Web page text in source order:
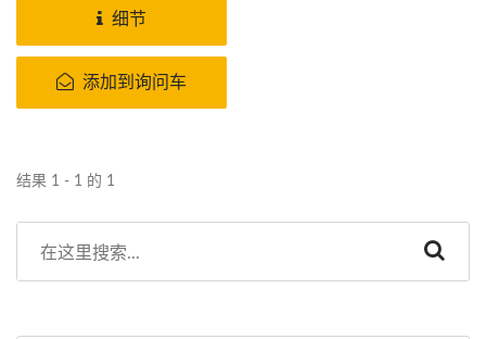
细节
添加到询问车
结果 1 - 1 的 1